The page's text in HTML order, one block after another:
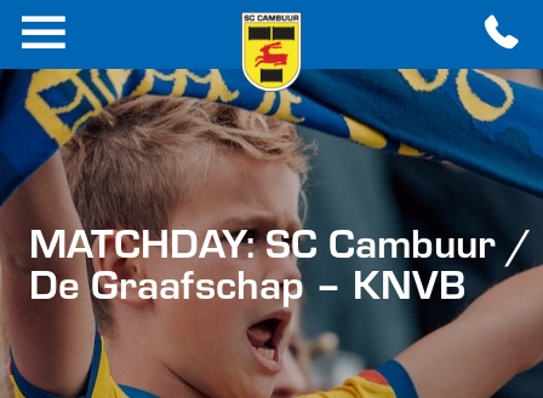
MATCHDAY: SC Cambuur /
De Graafschap – KNVB